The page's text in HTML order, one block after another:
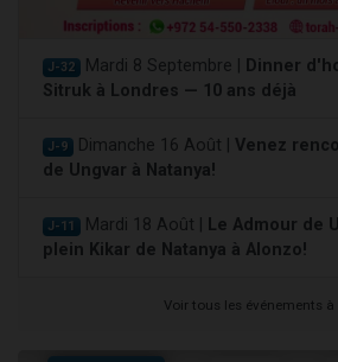
J-32 Mardi 8 Septembre |
Dinner
Sitruk à Londres — 10 ans déjà
J-9 Dimanche 16 Août | Venez
de Ungvar à Natanya!
J-11 Mardi 18 Août |
Le Admour de
plein Kikar de Natanya à Alonzo!
Voir tous les événements à